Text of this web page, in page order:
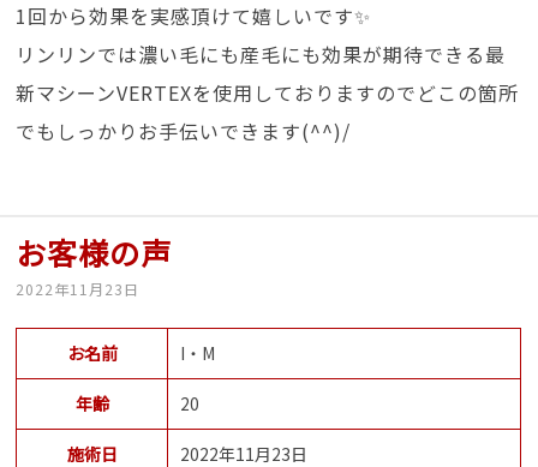
1回から効果を実感頂けて嬉しいです✨
リンリンでは濃い毛にも産毛にも効果が期待できる最
新マシーンVERTEXを使用しておりますのでどこの箇所
でもしっかりお手伝いできます(^^)/
お客様の声
2022年11月23日
お名前 I・M
年齢 20
施術日 2022年11月23日